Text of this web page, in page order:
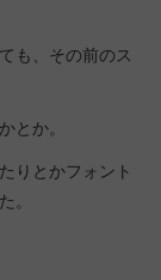
も、その前のス
とか。
りとかフォント
。